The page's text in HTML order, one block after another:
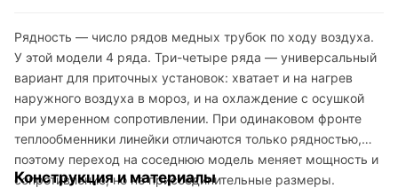
Рядность — число рядов медных трубок по ходу воздуха.
У этой модели 4 ряда. Три-четыре ряда — универсальный
вариант для приточных установок: хватает и на нагрев
наружного воздуха в мороз, и на охлаждение с осушкой
при умеренном сопротивлении. При одинаковом фронте
теплообменники линейки отличаются только рядностью,
поэтому переход на соседнюю модель меняет мощность и
сопротивление, но не присоединительные размеры.
Конструкция и материалы